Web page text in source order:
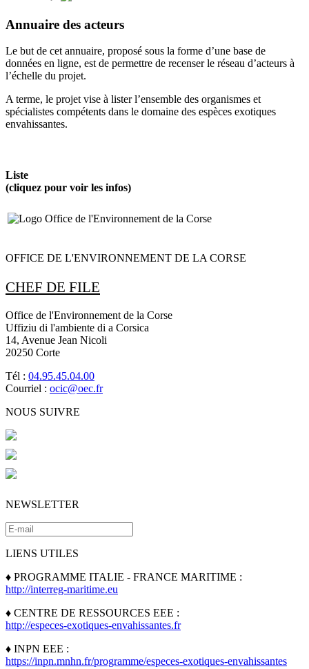
Annuaire des acteurs
Le but de cet annuaire, proposé sous la forme d’une base de
données en ligne, est de permettre de recenser le réseau d’acteurs à
l’échelle du projet.
A terme, le projet vise à lister l’ensemble des organismes et
spécialistes compétents dans le domaine des espèces exotiques
envahissantes.
Liste
(cliquez pour voir les infos)
OFFICE DE L'ENVIRONNEMENT DE LA CORSE
CHEF DE FILE
Office de l'Environnement de la Corse
Uffiziu di l'ambiente di a Corsica
14, Avenue Jean Nicoli
20250 Corte
Tél : 04.95.45.04.00
Courriel : ocic@oec.fr
NOUS SUIVRE
NEWSLETTER
LIENS UTILES
♦ PROGRAMME ITALIE - FRANCE MARITIME :
http://interreg-maritime.eu
♦ CENTRE DE RESSOURCES EEE :
http://especes-exotiques-envahissantes.fr
♦ INPN EEE :
https://inpn.mnhn.fr/programme/especes-exotiques-envahissantes